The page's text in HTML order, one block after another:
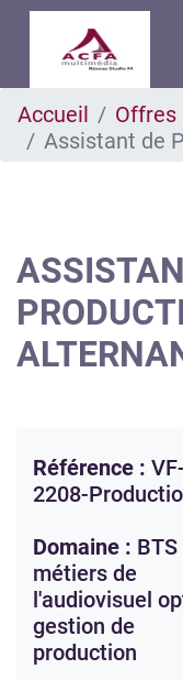
au
contenu
Accueil
Offres
Assistant de
Référence : VF-
2208-
Domaine : BTS
métiers de
l'audiovisuel
gestion de
production